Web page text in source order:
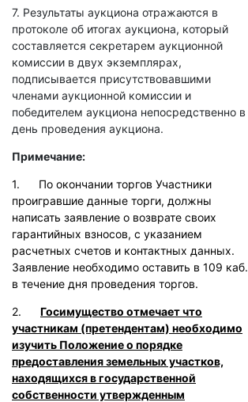
7. Результаты аукциона отражаются в
протоколе об итогах аукциона, который
составляется секретарем аукционной
комиссии в двух экземплярах,
подписывается присутствовавшими
членами аукционной комиссии и
победителем аукциона непосредственно в
день проведения аукциона.
Примечание:
1. По окончании торгов Участники
проигравшие данные торги, должны
написать заявление о возврате своих
гарантийных взносов, с указанием
расчетных счетов и контактных данных.
Заявление необходимо оставить в 109 каб.
в течение дня проведения торгов.
2. Госимущество отмечает что
участникам (претендентам) необходимо
изучить Положение о порядке
предоставления земельных участков,
находящихся в государственной
собственности утвержденным